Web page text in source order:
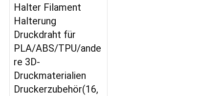
Halter Filament
Halterung
Druckdraht für
PLA/ABS/TPU/ande
re 3D-
Druckmaterialien
Druckerzubehör(16,